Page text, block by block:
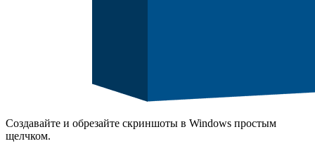
Создавайте и обрезайте скриншоты в Windows простым
щелчком.